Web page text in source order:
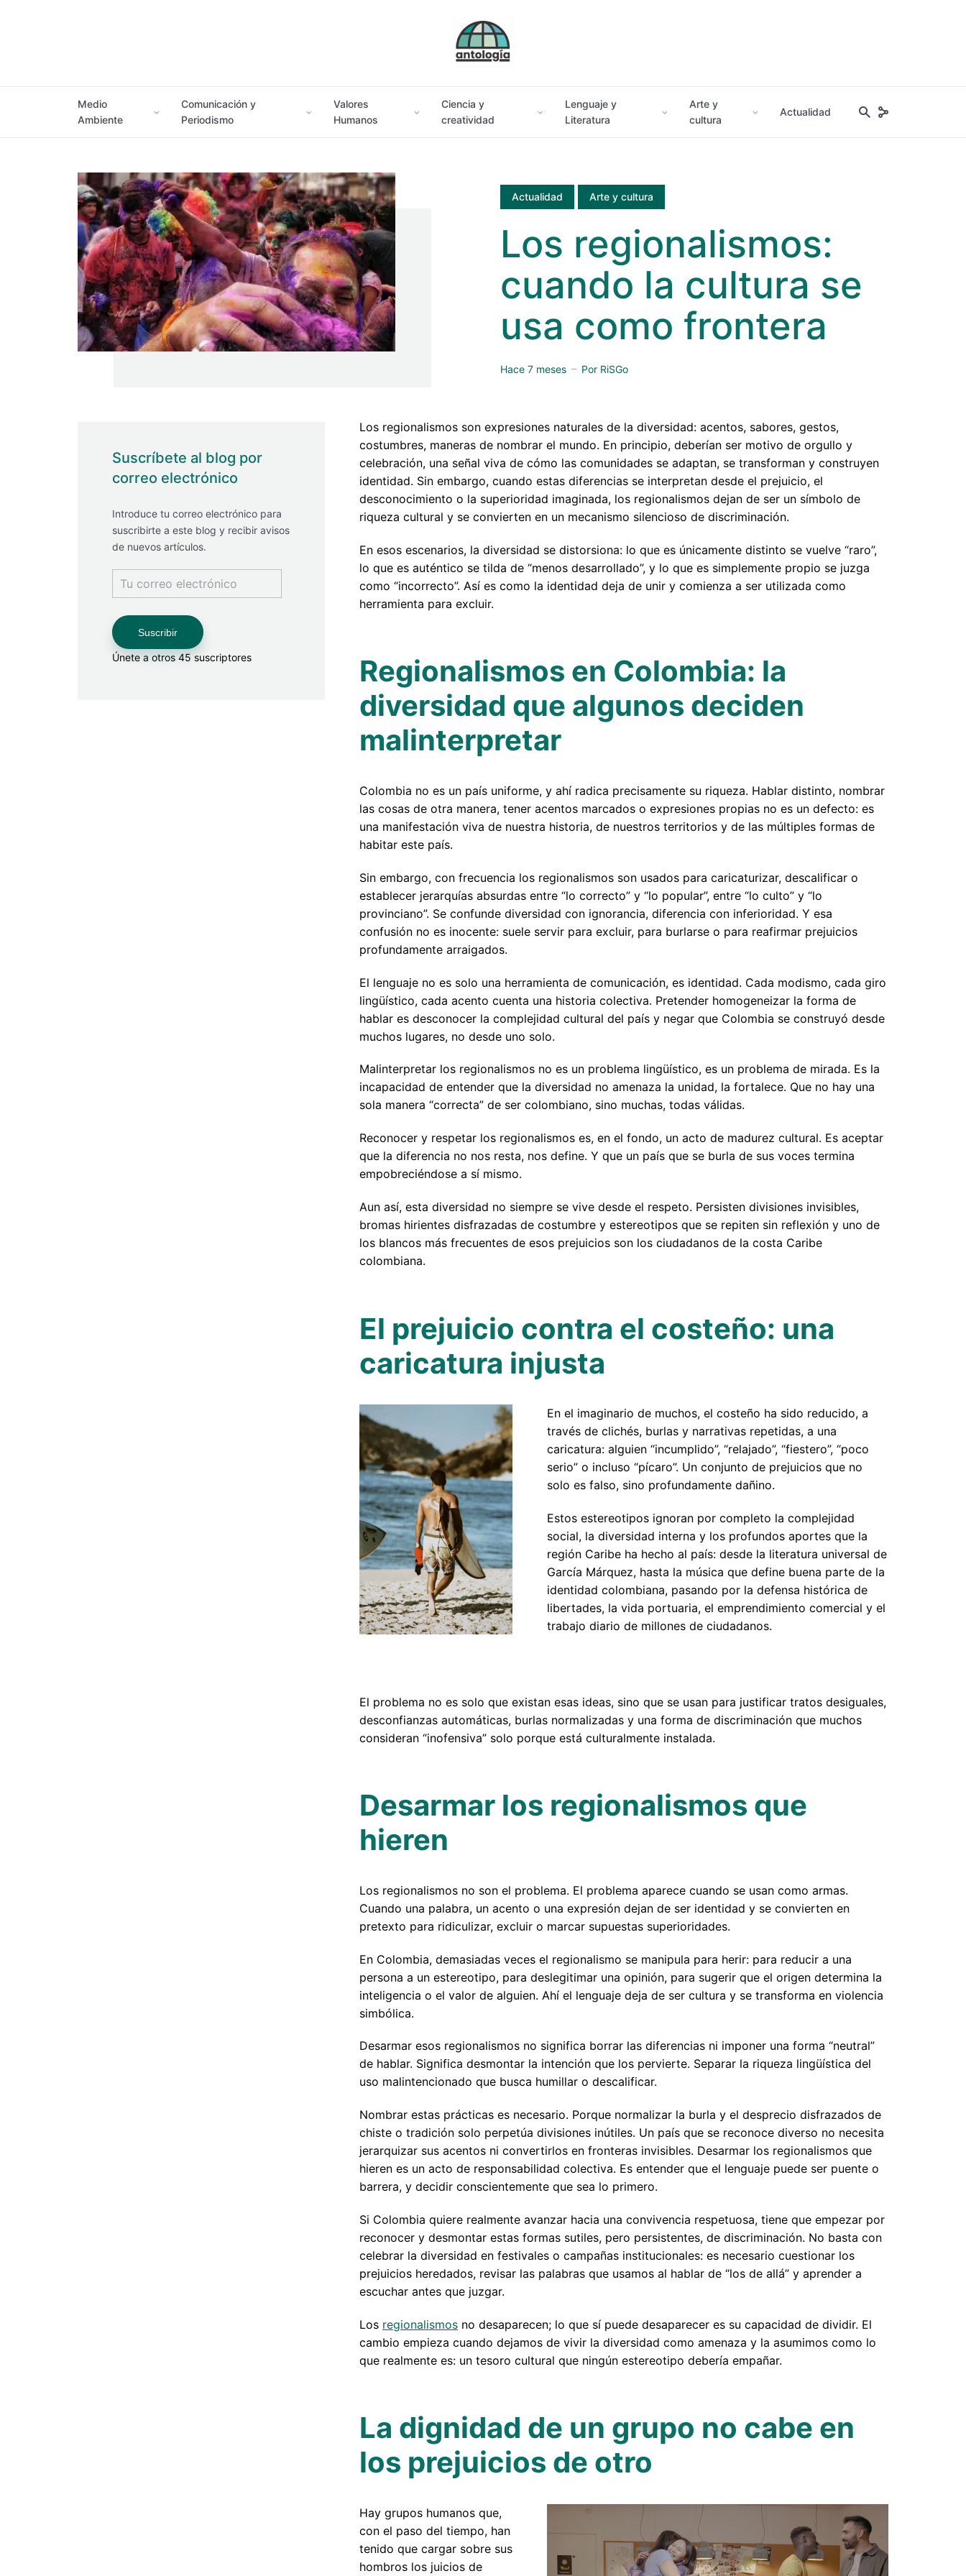
Medio
Ambiente
Comunicación y
Periodismo
Valores
Humanos
Ciencia y
creatividad
Lenguaje y
Literatura
Arte y
cultura
Actualidad
Actualidad Arte y cultura
Los regionalismos:
cuando la cultura se
usa como frontera
Hace 7 meses Por RiSGo
Suscríbete al blog por
correo electrónico
Introduce tu correo electrónico para
suscribirte a este blog y recibir avisos
de nuevos artículos.
Tu
correo
electrónico
Suscribir
Únete a otros 45 suscriptores
Los regionalismos son expresiones naturales de la diversidad: acentos, sabores, gestos,
costumbres, maneras de nombrar el mundo. En principio, deberían ser motivo de orgullo y
celebración, una señal viva de cómo las comunidades se adaptan, se transforman y construyen
identidad. Sin embargo, cuando estas diferencias se interpretan desde el prejuicio, el
desconocimiento o la superioridad imaginada, los regionalismos dejan de ser un símbolo de
riqueza cultural y se convierten en un mecanismo silencioso de discriminación.
En esos escenarios, la diversidad se distorsiona: lo que es únicamente distinto se vuelve “raro”,
lo que es auténtico se tilda de “menos desarrollado”, y lo que es simplemente propio se juzga
como “incorrecto”. Así es como la identidad deja de unir y comienza a ser utilizada como
herramienta para excluir.
Regionalismos en Colombia: la
diversidad que algunos deciden
malinterpretar
Colombia no es un país uniforme, y ahí radica precisamente su riqueza. Hablar distinto, nombrar
las cosas de otra manera, tener acentos marcados o expresiones propias no es un defecto: es
una manifestación viva de nuestra historia, de nuestros territorios y de las múltiples formas de
habitar este país.
Sin embargo, con frecuencia los regionalismos son usados para caricaturizar, descalificar o
establecer jerarquías absurdas entre “lo correcto” y “lo popular”, entre “lo culto” y “lo
provinciano”. Se confunde diversidad con ignorancia, diferencia con inferioridad. Y esa
confusión no es inocente: suele servir para excluir, para burlarse o para reafirmar prejuicios
profundamente arraigados.
El lenguaje no es solo una herramienta de comunicación, es identidad. Cada modismo, cada giro
lingüístico, cada acento cuenta una historia colectiva. Pretender homogeneizar la forma de
hablar es desconocer la complejidad cultural del país y negar que Colombia se construyó desde
muchos lugares, no desde uno solo.
Malinterpretar los regionalismos no es un problema lingüístico, es un problema de mirada. Es la
incapacidad de entender que la diversidad no amenaza la unidad, la fortalece. Que no hay una
sola manera “correcta” de ser colombiano, sino muchas, todas válidas.
Reconocer y respetar los regionalismos es, en el fondo, un acto de madurez cultural. Es aceptar
que la diferencia no nos resta, nos define. Y que un país que se burla de sus voces termina
empobreciéndose a sí mismo.
Aun así, esta diversidad no siempre se vive desde el respeto. Persisten divisiones invisibles,
bromas hirientes disfrazadas de costumbre y estereotipos que se repiten sin reflexión y uno de
los blancos más frecuentes de esos prejuicios son los ciudadanos de la costa Caribe
colombiana.
El prejuicio contra el costeño: una
caricatura injusta
En el imaginario de muchos, el costeño ha sido reducido, a
través de clichés, burlas y narrativas repetidas, a una
caricatura: alguien “incumplido”, “relajado”, “fiestero”, “poco
serio” o incluso “pícaro”. Un conjunto de prejuicios que no
solo es falso, sino profundamente dañino.
Estos estereotipos ignoran por completo la complejidad
social, la diversidad interna y los profundos aportes que la
región Caribe ha hecho al país: desde la literatura universal de
García Márquez, hasta la música que define buena parte de la
identidad colombiana, pasando por la defensa histórica de
libertades, la vida portuaria, el emprendimiento comercial y el
trabajo diario de millones de ciudadanos.
El problema no es solo que existan esas ideas, sino que se usan para justificar tratos desiguales,
desconfianzas automáticas, burlas normalizadas y una forma de discriminación que muchos
consideran “inofensiva” solo porque está culturalmente instalada.
Desarmar los regionalismos que
hieren
Los regionalismos no son el problema. El problema aparece cuando se usan como armas.
Cuando una palabra, un acento o una expresión dejan de ser identidad y se convierten en
pretexto para ridiculizar, excluir o marcar supuestas superioridades.
En Colombia, demasiadas veces el regionalismo se manipula para herir: para reducir a una
persona a un estereotipo, para deslegitimar una opinión, para sugerir que el origen determina la
inteligencia o el valor de alguien. Ahí el lenguaje deja de ser cultura y se transforma en violencia
simbólica.
Desarmar esos regionalismos no significa borrar las diferencias ni imponer una forma “neutral”
de hablar. Significa desmontar la intención que los pervierte. Separar la riqueza lingüística del
uso malintencionado que busca humillar o descalificar.
Nombrar estas prácticas es necesario. Porque normalizar la burla y el desprecio disfrazados de
chiste o tradición solo perpetúa divisiones inútiles. Un país que se reconoce diverso no necesita
jerarquizar sus acentos ni convertirlos en fronteras invisibles. Desarmar los regionalismos que
hieren es un acto de responsabilidad colectiva. Es entender que el lenguaje puede ser puente o
barrera, y decidir conscientemente que sea lo primero.
Si Colombia quiere realmente avanzar hacia una convivencia respetuosa, tiene que empezar por
reconocer y desmontar estas formas sutiles, pero persistentes, de discriminación. No basta con
celebrar la diversidad en festivales o campañas institucionales: es necesario cuestionar los
prejuicios heredados, revisar las palabras que usamos al hablar de “los de allá” y aprender a
escuchar antes que juzgar.
Los regionalismosno desaparecen; lo que sí puede desaparecer es su capacidad de dividir. El
cambio empieza cuando dejamos de vivir la diversidad como amenaza y la asumimos como lo
que realmente es: un tesoro cultural que ningún estereotipo debería empañar.
La dignidad de un grupo no cabe en
los prejuicios de otro
Hay grupos humanos que,
con el paso del tiempo, han
tenido que cargar sobre sus
hombros los juicios de